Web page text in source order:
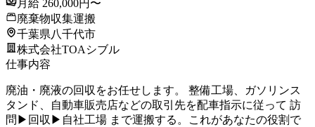
月給 260,000円〜
廃棄物収集運搬
千葉県八千代市
株式会社TOAシブル
仕事内容
廃油・廃液の回収をお任せします。 整備工場、ガソリンス
タンド、自動車販売店などの取引先を配車指示に従って 訪
問▶回収▶自社工場 まで運搬する。これがあなたの役割で